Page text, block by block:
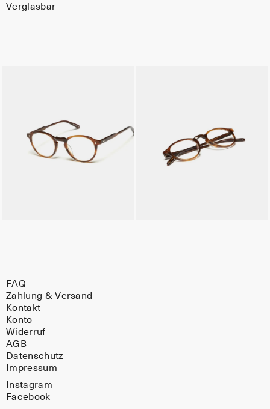
Verglasbar
FAQ
Zahlung & Versand
Kontakt
Konto
Widerruf
AGB
Datenschutz
Impressum
Instagram
Facebook